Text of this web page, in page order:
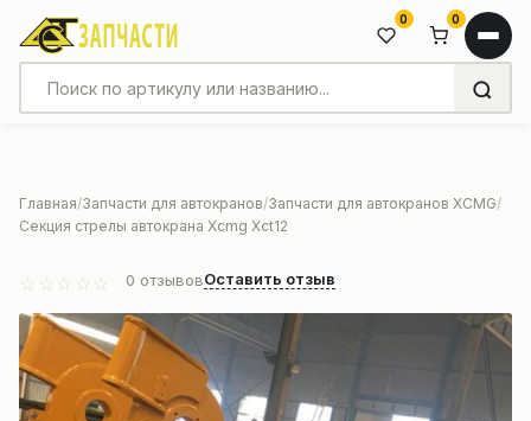
0 0
Главная Запчасти для автокранов Запчасти для автокранов XCMG
Секция стрелы автокрана Xcmg Xct12
0 отзывовОставить отзыв